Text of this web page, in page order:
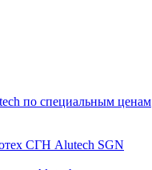
по специальным ценам
СГН Alutech SGN